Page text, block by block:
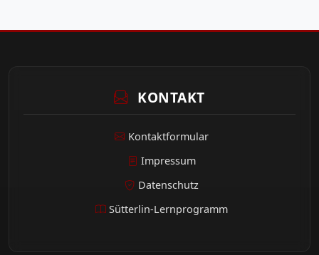
KONTAKT
Kontaktformular
Impressum
Datenschutz
Sütterlin-Lernprogramm